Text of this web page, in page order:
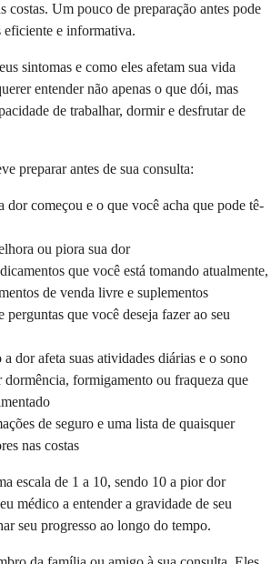
costas. Um pouco de preparação antes pode
eficiente e informativa.
sintomas e como eles afetam sua vida
entender não apenas o que dói, mas
de trabalhar, dormir e desfrutar de
preparar antes de sua consulta:
dor começou e o que você acha que pode tê-
ou piora sua dor
que você está tomando atualmente,
de venda livre e suplementos
perguntas que você deseja fazer ao seu
dor afeta suas atividades diárias e o sono
dormência, formigamento ou fraqueza que
de seguro e uma lista de quaisquer
nas costas
escala de 1 a 10, sendo 10 a pior dor
médico a entender a gravidade de seu
seu progresso ao longo do tempo.